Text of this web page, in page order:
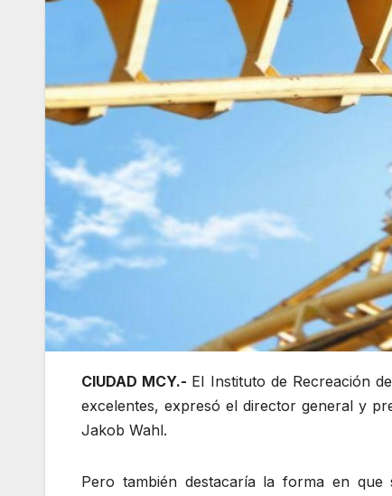
CIUDAD MCY.- El Instituto de Recreación
excelentes, expresó el director general y
Jakob Wahl.
Pero también destacaría la forma en que